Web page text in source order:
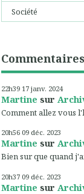
Société
22h39 17 janv. 2024
Martine sur
Comment allez vous
20h56 09 déc. 2023
Martine sur
Bien sur que quand
20h37 09 déc. 2023
Martine sur